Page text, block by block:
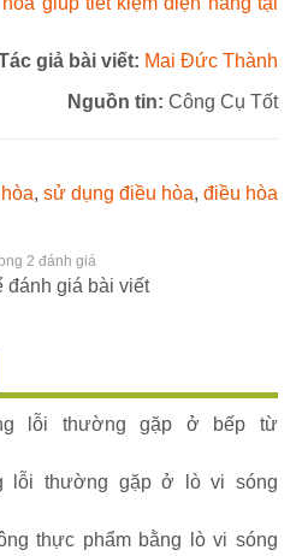
giả bài viết: Mai Đức Thành
Nguồn tin: Công Cụ Tốt
, sử dụng điều hòa, điều hòa
2 đánh giá
đánh giá bài viết
lỗi thường gặp ở bếp từ
lỗi thường gặp ở lò vi sóng
thực phẩm bằng lò vi sóng